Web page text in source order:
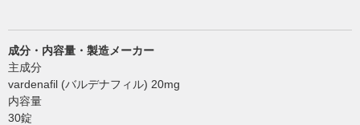
成分・内容量・製造メーカー
主成分
vardenafil (バルデナフィル) 20mg
内容量
30錠